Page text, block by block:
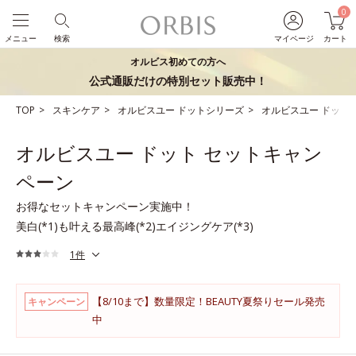
マイページ
0
カート
検索
メニュー
オルビス初めての方へ
公式通販だけの特別セット販売中！
TOP スキンケア オルビスユー ドットシリーズ オルビスユー ドット
オルビスユー ドット セットキャン
ペーン
お得なセットキャンペーン実施中！
美白(*1)も叶える最高峰(*2)エイジングケア(*3)
1件
キャンペーン
【8/10まで】数量限定！BEAUTY夏祭りセール発売
中